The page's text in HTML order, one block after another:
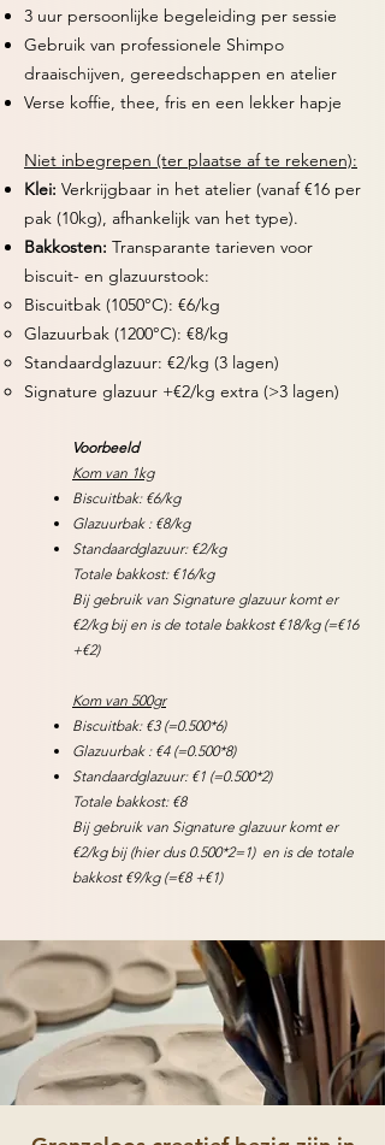
3 uur persoonlijke begeleiding per sessie
Gebruik van professionele Shimpo
draaischijven, gereedschappen en atelier
Verse koffie, thee, fris en een lekker hapje
Niet inbegrepen (ter plaatse af te rekenen):
Klei: Verkrijgbaar in het atelier (vanaf €16 per
pak (10kg), afhankelijk van het type).
Bakkosten: Transparante tarieven voor
biscuit- en glazuurstook:
Biscuitbak (1050°C): €6/kg​
Glazuurbak (1200°C): €8/kg
Standaardglazuur: €2/kg (3 lagen)
Signature glazuur +€2/kg extra (>3 lagen)
Voorbeeld
Kom van 1kg
Biscuitbak: €6/kg​
Glazuurbak : €8/kg
Standaardglazuur: €2/kg
Totale bakkost: €16/kg
Bij gebruik van Signature glazuur komt er
€2/kg​ bij en is de totale bakkost €18/kg (=€16
+€2)
Kom van 500gr
Biscuitbak: €3 (=0.500*6)
Glazuurbak : €4 (=0.500*8)
Standaardglazuur: €1 (=0.500*2)
Totale bakkost: €8
Bij gebruik van Signature glazuur komt er
€2/kg​ bij (hier dus 0.500*2=1) en is de totale
bakkost €9/kg (=€8 +€1)